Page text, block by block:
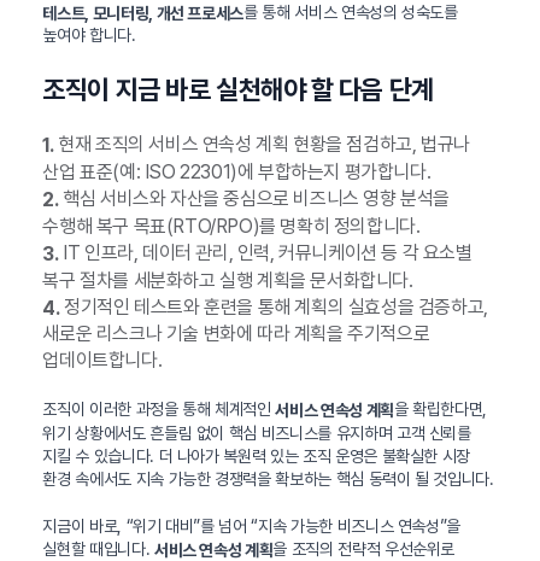
테스트, 모니터링, 개선 프로세스를 통해 서비스 연속성의 성숙도를
높여야 합니다.
조직이 지금 바로 실천해야 할 다음 단계
1.현재 조직의 서비스 연속성 계획 현황을 점검하고, 법규나
산업 표준(예: ISO 22301)에 부합하는지 평가합니다.
2.핵심 서비스와 자산을 중심으로 비즈니스 영향 분석을
수행해 복구 목표(RTO/RPO)를 명확히 정의합니다.
3.IT 인프라, 데이터 관리, 인력, 커뮤니케이션 등 각 요소별
복구 절차를 세분화하고 실행 계획을 문서화합니다.
4.정기적인 테스트와 훈련을 통해 계획의 실효성을 검증하고,
새로운 리스크나 기술 변화에 따라 계획을 주기적으로
업데이트합니다.
조직이 이러한 과정을 통해 체계적인서비스 연속성 계획을 확립한다면,
위기 상황에서도 흔들림 없이 핵심 비즈니스를 유지하며 고객 신뢰를
지킬 수 있습니다. 더 나아가 복원력 있는 조직 운영은 불확실한 시장
환경 속에서도 지속 가능한 경쟁력을 확보하는 핵심 동력이 될 것입니다.
지금이 바로, “위기 대비”를 넘어 “지속 가능한 비즈니스 연속성”을
실현할 때입니다. 서비스 연속성 계획을 조직의 전략적 우선순위로